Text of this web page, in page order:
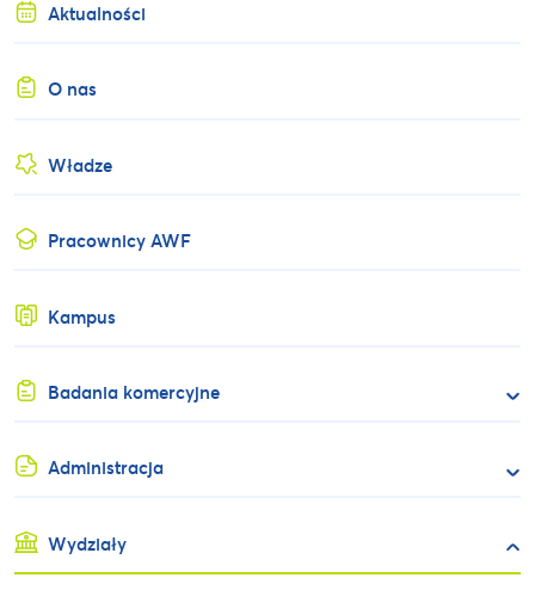
Aktualności
O nas
Władze
Pracownicy AWF
Kampus
Badania komercyjne
Administracja
Wydziały